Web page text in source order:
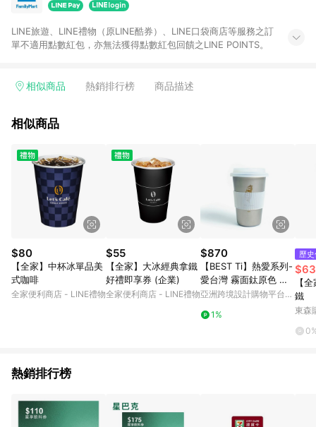
LINE旅遊、LINE禮物（原LINE酷券）、LINE口袋商店等服務之訂
單不適用點數紅包，亦無法獲得點數紅包回饋之LINE POINTS。
相似商品 熱銷排行榜 商品描述
相似商品
$80
【全家】中杯冰單品美
式咖啡
全家便利商店 - LINE禮物
$55
【全家】大冰經典拿鐵
好禮即享券 (企業)
全家便利商店 - LINE禮物
$870
【BEST Ti】熱愛系列-
愛台灣 霧面鈦原色 純
鈦隨行杯 450ml
亞洲跨境設計購物平台
1%
歷
$63
【
鐵
東森
熱銷排行榜